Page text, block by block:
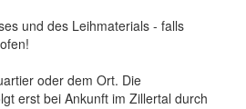
und des Leihmaterials - falls
oder dem Ort. Die
erst bei Ankunft im Zillertal durch